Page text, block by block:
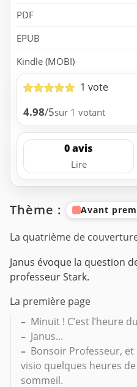
PDF
EPUB
Kindle (MOBI)
1 vote
4.98/5sur 1 votant
0 avis
Lire
Thème : Avant
La quatrième de
Janus évoque la question
professeur Stark.
La première page
– Minuit ! C’est l’heure
– Janus...
– Bonsoir Professeur,
visio quelques heures
sommeil.